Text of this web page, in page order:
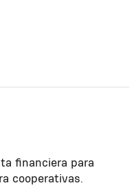
financiera para
cooperativas.